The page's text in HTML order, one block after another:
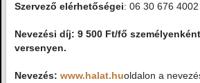
Szervező elérhetőségei: 06 30 676 4002
Nevezési díj: 9 500 Ft/fő
versenyen.
Nevezés: www.halat.huoldalon a